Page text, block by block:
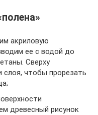
акриловую
ее с водой до
Сверху
слоя, чтобы прорезать
древесный рисунок